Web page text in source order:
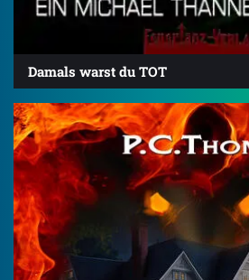
Damals warst du TOT